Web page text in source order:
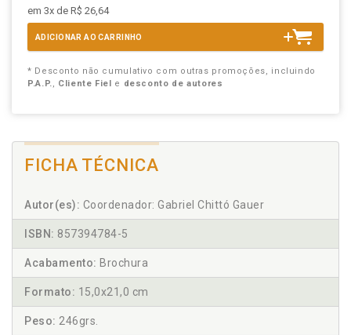
em 3x de R$ 26,64
ADICIONAR AO CARRINHO
* Desconto não cumulativo com outras promoções, incluindo
P.A.P., Cliente Fiel e desconto de autores
FICHA TÉCNICA
Autor(es): Coordenador: Gabriel Chittó Gauer
ISBN: 857394784-5
Acabamento: Brochura
Formato: 15,0x21,0 cm
Peso: 246grs.